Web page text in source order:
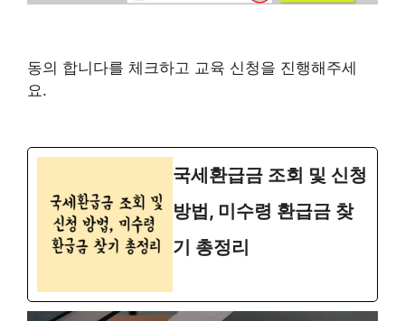
동의 합니다를 체크하고 교육 신청을 진행해주세
요.
국세환급금 조회 및 신청
방법, 미수령 환급금 찾
기 총정리